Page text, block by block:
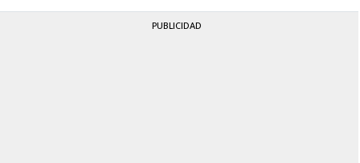
PUBLICIDAD